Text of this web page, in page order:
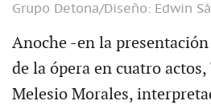
Grupo Detona/Diseño: Edwin
Anoche -en la presentación
de la ópera en cuatro actos,
Melesio Morales,